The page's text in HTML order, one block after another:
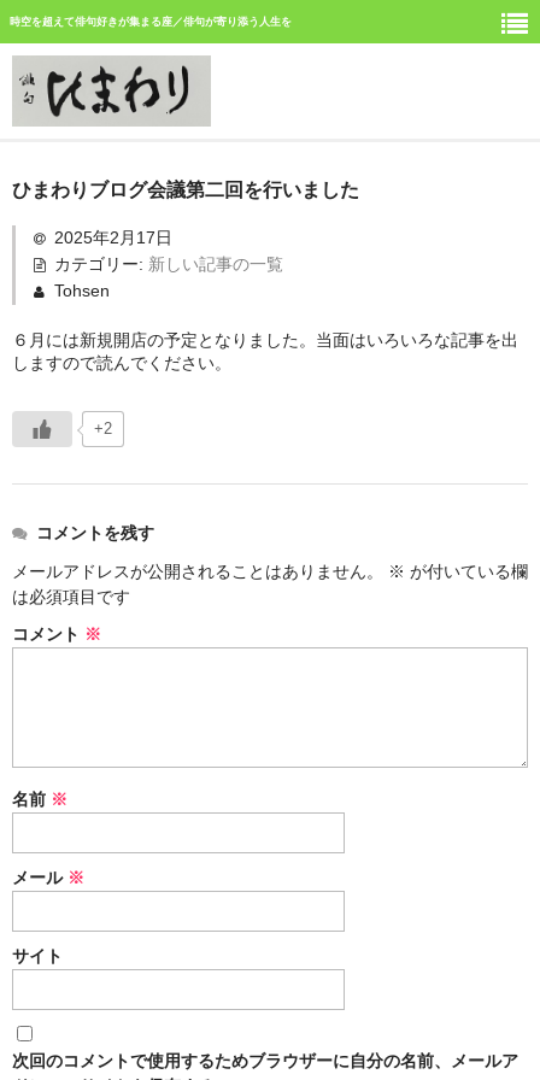
時空を超えて俳句好きが集まる座／俳句が寄り添う人生を
ひまわり誌今月号の俳句
今月みつけた俳句
イベント案内
「徳島文学賞」募集中
冬扇の「時空の座」
お問い合わせ
徳島吟行案内編集室
アゴラ（新しい俳句の為に）
ひまわりブログ会議第二回を行いました
2025年2月17日
カテゴリー: 新しい記事の一覧
Tohsen
６月には新規開店の予定となりました。当面はいろいろな記事を出
しますので読んでください。
+2
コメントを残す
メールアドレスが公開されることはありません。
※ が付いている欄
は必須項目です
コメント ※
名前 ※
メール ※
サイト
次回のコメントで使用するためブラウザーに自分の名前、メールア